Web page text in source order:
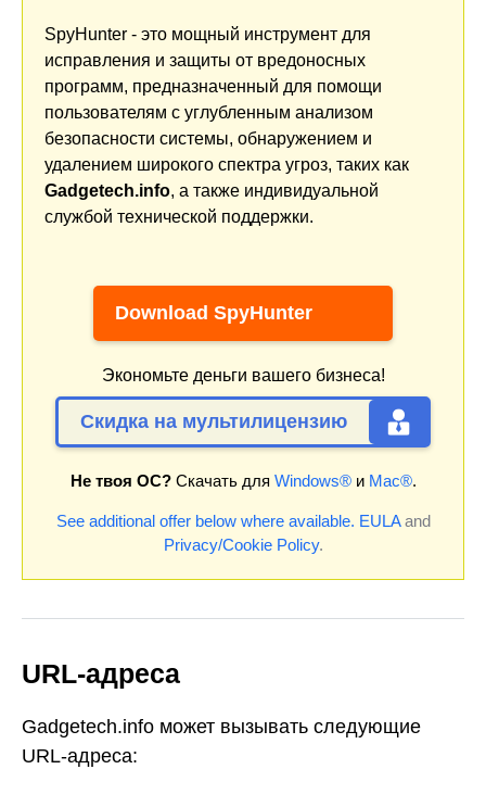
SpyHunter - это мощный инструмент для
исправления и защиты от вредоносных
программ, предназначенный для помощи
пользователям с углубленным анализом
безопасности системы, обнаружением и
удалением широкого спектра угроз, таких как
Gadgetech.info, а также индивидуальной
службой технической поддержки.
Download SpyHunter
Экономьте деньги вашего бизнеса!
Скидка на мультилицензию
Не твоя ОС?Скачать для Windows®и Mac®.
See additional offer below where available. EULAand
Privacy/Cookie Policy.
URL-адреса
Gadgetech.info может вызывать следующие
URL-адреса: